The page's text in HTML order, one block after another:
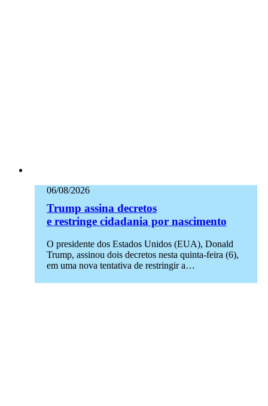
06/08/2026
Trump assina decretos
e restringe cidadania por nascimento
O presidente dos Estados Unidos (EUA), Donald
Trump, assinou dois decretos nesta quinta-feira (6),
em uma nova tentativa de restringir a…